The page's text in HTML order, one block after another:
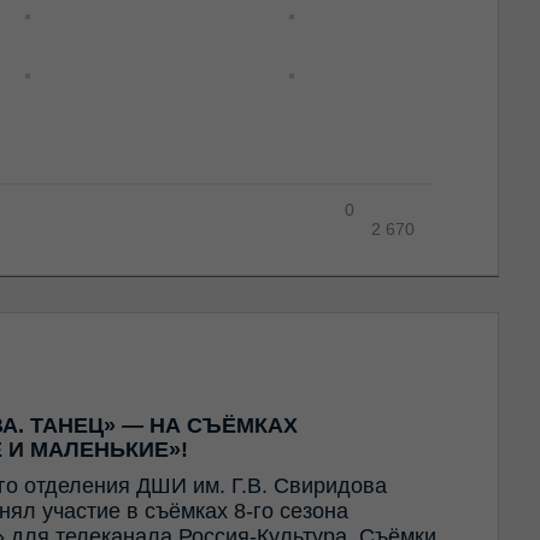
2 670
0
ТАНЕЦ» — НА СЪЁМКАХ
МАЛЕНЬКИЕ»!
отделения ДШИ им. Г.В. Свиридова
участие в съёмках 8-го сезона